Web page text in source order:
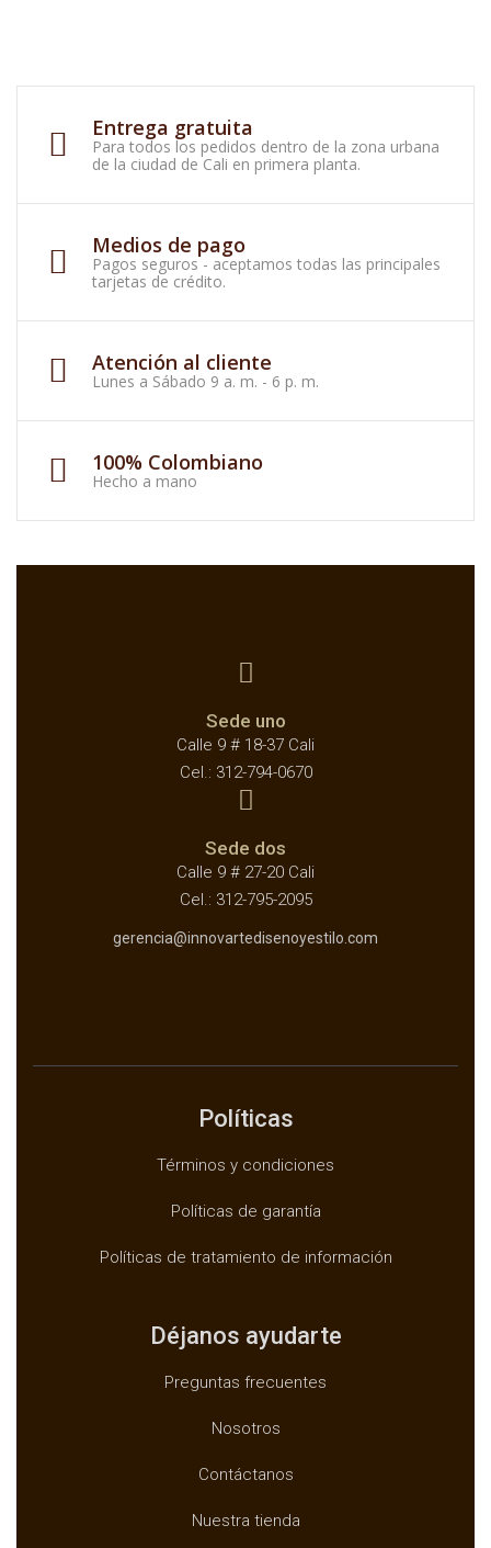
Entrega gratuita
Para todos los pedidos dentro de la zona urbana
de la ciudad de Cali en primera planta.
Medios de pago
Pagos seguros - aceptamos todas las principales
tarjetas de crédito.
Atención al cliente
Lunes a Sábado 9 a. m. - 6 p. m.
100% Colombiano
Hecho a mano
Sede uno
Calle 9 # 18-37 Cali
Cel.: 312-794-0670
Sede dos
Calle 9 # 27-20 Cali
Cel.: 312-795-2095
gerencia@innovartedisenoyestilo.com
Políticas
Términos y condiciones
Políticas de garantía
Políticas de tratamiento de información
Déjanos ayudarte
Preguntas frecuentes
Nosotros
Contáctanos
Nuestra tienda